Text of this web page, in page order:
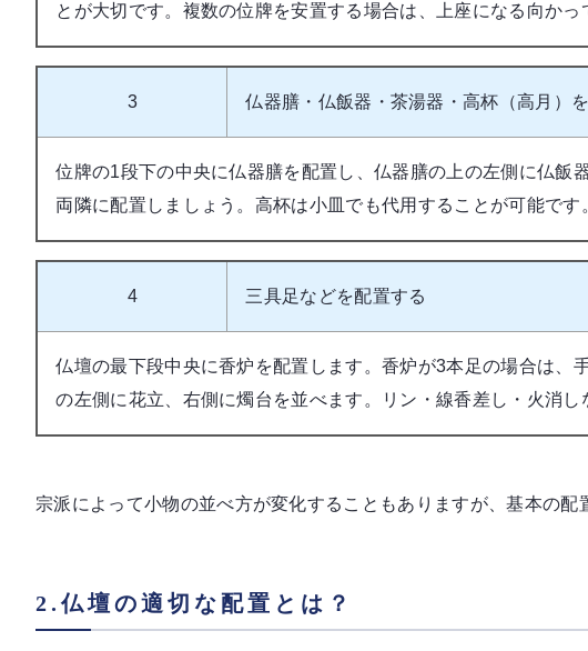
とが大切です。複数の位牌を安置する場合は、上座になる向かっ
3 仏器膳・仏飯器・茶湯器・高杯（高月）
位牌の1段下の中央に仏器膳を配置し、仏器膳の上の左側に仏飯
両隣に配置しましょう。高杯は小皿でも代用することが可能です
4 三具足などを配置する
仏壇の最下段中央に香炉を配置します。香炉が3本足の場合は、
の左側に花立、右側に燭台を並べます。リン・線香差し・火消し
宗派によって小物の並べ方が変化することもありますが、基本の配
2.仏壇の適切な配置とは？